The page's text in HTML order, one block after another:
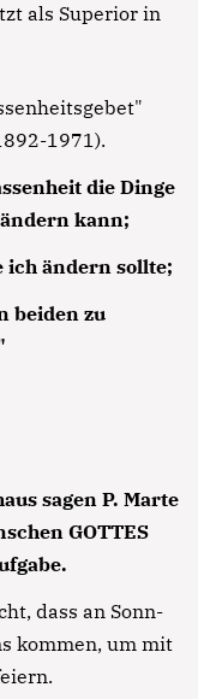
als Superior in
1971).
die Dinge
kann;
ich ändern sollte;
beiden zu
sagen P. Marte
GOTTES
dass an Sonn-
kommen, um mit
ullamco
consequat.
incididunt
enim ad